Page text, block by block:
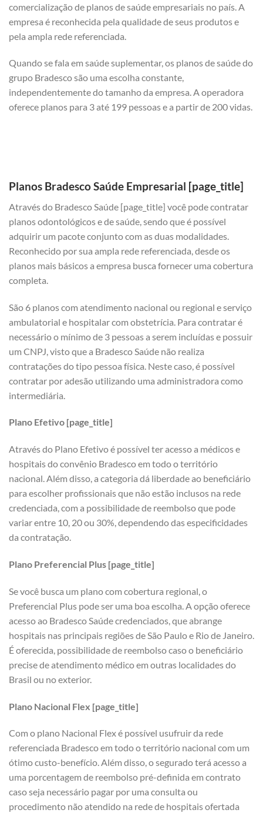
comercialização de planos de saúde empresariais no país. A
empresa é reconhecida pela qualidade de seus produtos e
pela ampla rede referenciada.
Quando se fala em saúde suplementar, os planos de saúde do
grupo Bradesco são uma escolha constante,
independentemente do tamanho da empresa. A operadora
oferece planos para 3 até 199 pessoas e a partir de 200 vidas.
Planos Bradesco Saúde Empresarial [page_title]
Através do Bradesco Saúde [page_title] você pode contratar
planos odontológicos e de saúde, sendo que é possível
adquirir um pacote conjunto com as duas modalidades.
Reconhecido por sua ampla rede referenciada, desde os
planos mais básicos a empresa busca fornecer uma cobertura
completa.
São 6 planos com atendimento nacional ou regional e serviço
ambulatorial e hospitalar com obstetrícia. Para contratar é
necessário o mínimo de 3 pessoas a serem incluídas e possuir
um CNPJ, visto que a Bradesco Saúde não realiza
contratações do tipo pessoa física. Neste caso, é possível
contratar por adesão utilizando uma administradora como
intermediária.
Plano Efetivo [page_title]
Através do Plano Efetivo é possível ter acesso a médicos e
hospitais do convênio Bradesco em todo o território
nacional. Além disso, a categoria dá liberdade ao beneficiário
para escolher profissionais que não estão inclusos na rede
credenciada, com a possibilidade de reembolso que pode
variar entre 10, 20 ou 30%, dependendo das especificidades
da contratação.
Plano Preferencial Plus [page_title]
Se você busca um plano com cobertura regional, o
Preferencial Plus pode ser uma boa escolha. A opção oferece
acesso ao Bradesco Saúde credenciados, que abrange
hospitais nas principais regiões de São Paulo e Rio de Janeiro.
É oferecida, possibilidade de reembolso caso o beneficiário
precise de atendimento médico em outras localidades do
Brasil ou no exterior.
Plano Nacional Flex [page_title]
Com o plano Nacional Flex é possível usufruir da rede
referenciada Bradesco em todo o território nacional com um
ótimo custo-benefício. Além disso, o segurado terá acesso a
uma porcentagem de reembolso pré-definida em contrato
caso seja necessário pagar por uma consulta ou
procedimento não atendido na rede de hospitais ofertada